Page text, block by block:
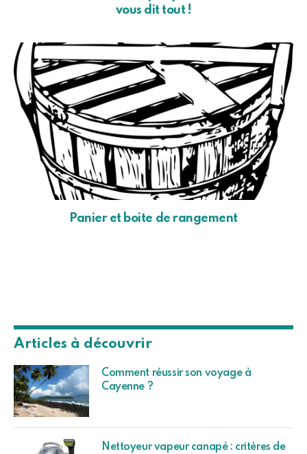
vous dit tout !
Panier et boite de rangement
Articles à découvrir
Comment réussir son voyage à
Cayenne ?
Nettoyeur vapeur canapé : critères de